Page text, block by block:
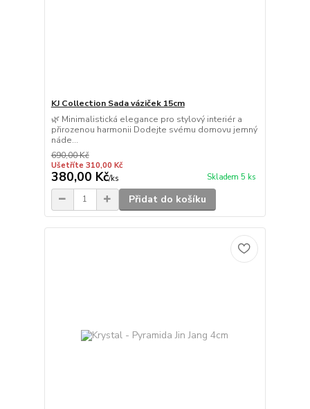
KJ Collection Sada váziček 15cm
🌿 Minimalistická elegance pro stylový interiér a
přirozenou harmonii Dodejte svému domovu jemný
náde...
690,00 Kč
Ušetříte 310,00 Kč
380,00 Kč/ks Skladem 5 ks
Přidat do košíku